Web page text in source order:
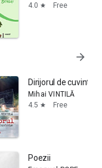
4.0 star Free
arrow_forward
Dirijorul de cuvinte
Mihai VINTILĂ
4.5 star Free
Poezii